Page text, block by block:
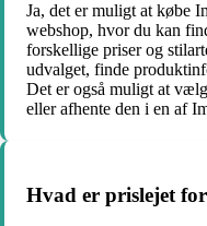
Ja, det er muligt at købe
webshop, hvor du kan
forskellige priser og
udvalget, finde
Det er også muligt at
eller afhente den i en af
Hvad er prislejet